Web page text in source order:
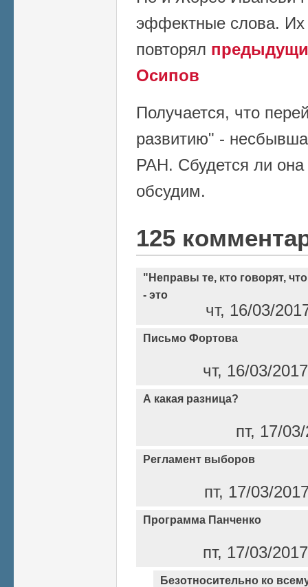
эффектные слова. Их
повторял
Осипов
Получается, что
развитию" -
РАН. Сбудется ли
обсудим.
125
"Неправы те, кто говорят,
- это
чт, 16/03/
Письмо Фортова
чт, 16/03/
А какая разница?
пт, 17/
Регламент выборов
пт, 17/03/
Программа Панченко
пт, 17/03/
Безотносительно ко